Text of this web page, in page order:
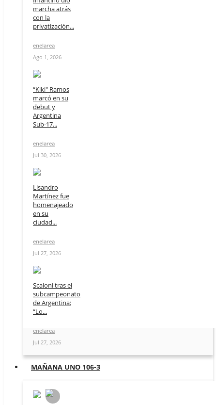
marcha atrás
con la
privatización...
enelarea
Ago 1, 2026
“Kiki" Ramos
marcó en su
debut y
Argentina
Sub-17...
enelarea
Jul 30, 2026
Lisandro
Martínez fue
homenajeado
en su
ciudad...
enelarea
Jul 27, 2026
Scaloni tras el
subcampeonato
de Argentina:
“Lo...
enelarea
Jul 27, 2026
MAÑANA UNO 106-3